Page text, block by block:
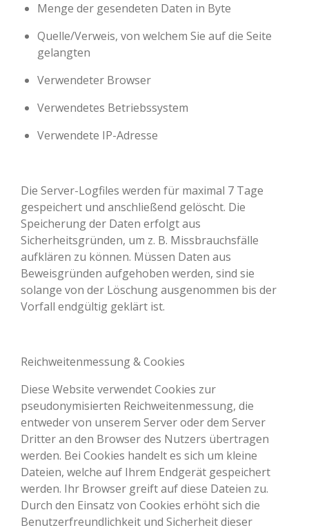
Menge der gesendeten Daten in Byte
Quelle/Verweis, von welchem Sie auf die Seite
gelangten
Verwendeter Browser
Verwendetes Betriebssystem
Verwendete IP-Adresse
Die Server-Logfiles werden für maximal 7 Tage
gespeichert und anschließend gelöscht. Die
Speicherung der Daten erfolgt aus
Sicherheitsgründen, um z. B. Missbrauchsfälle
aufklären zu können. Müssen Daten aus
Beweisgründen aufgehoben werden, sind sie
solange von der Löschung ausgenommen bis der
Vorfall endgültig geklärt ist.
Reichweitenmessung & Cookies
Diese Website verwendet Cookies zur
pseudonymisierten Reichweitenmessung, die
entweder von unserem Server oder dem Server
Dritter an den Browser des Nutzers übertragen
werden. Bei Cookies handelt es sich um kleine
Dateien, welche auf Ihrem Endgerät gespeichert
werden. Ihr Browser greift auf diese Dateien zu.
Durch den Einsatz von Cookies erhöht sich die
Benutzerfreundlichkeit und Sicherheit dieser